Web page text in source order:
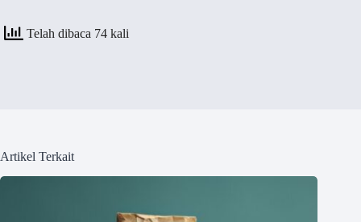
Telah dibaca 74 kali
Artikel Terkait